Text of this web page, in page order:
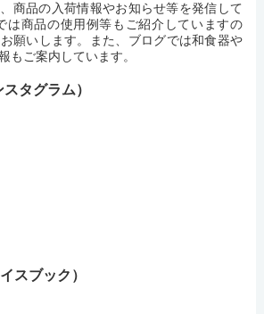
商品の入荷情報やお知らせ等を発信して
は商品の使用例等もご紹介していますの
願いします。また、ブログでは和食器や
もご案内しています。
タグラム）
スブック）